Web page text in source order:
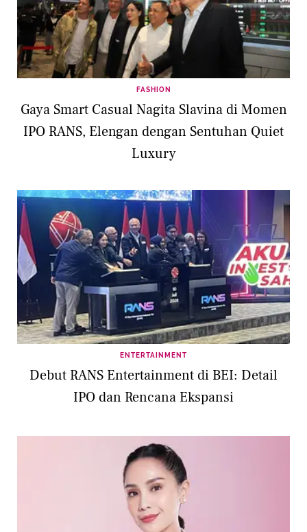
FASHION
Gaya Smart Casual Nagita Slavina di Momen
IPO RANS, Elengan dengan Sentuhan Quiet
Luxury
ENTERTAINMENT
Debut RANS Entertainment di BEI: Detail
IPO dan Rencana Ekspansi